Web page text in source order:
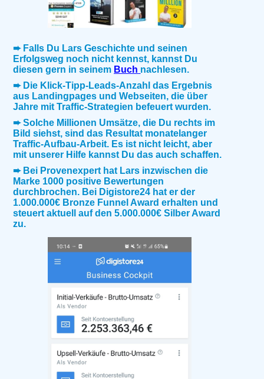
➨ Falls Du Lars Geschichte und seinen
Erfolgsweg noch nicht kennst, kannst Du
diesen gern in seinem Buch nachlesen.
➨ Die Klick-Tipp-Leads-Anzahl das Ergebnis
aus Landingpages und Webseiten, die über
Jahre mit Traffic-Strategien befeuert wurden.
➨ Solche Millionen Umsätze, die Du rechts im
Bild siehst, sind das Resultat monatelanger
Traffic-Aufbau-Arbeit. Es ist nicht leicht, aber
mit unserer Hilfe kannst Du das auch schaffen.
➨ Bei Provenexpert hat Lars inzwischen die
Marke 1000 positive Bewertungen
durchbrochen. Bei Digistore24 hat er der
1.000.000€ Bronze Funnel Award erhalten und
steuert aktuell auf den 5.000.000€ Silber Award
zu.